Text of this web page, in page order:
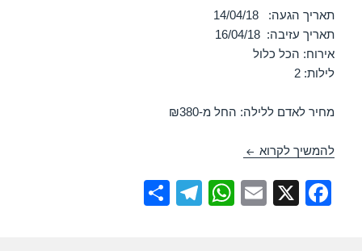
תאריך הגעה: 14/04/18
תאריך עזיבה: 16/04/18
אירוח: הכל כלול
לילות: 2
מחיר לאדם ללילה: החל מ-₪380
להמשיך לקרוא חופשה במלון ישרוטל לגונה – אילת 14/04/2018
F
X
E
W
T